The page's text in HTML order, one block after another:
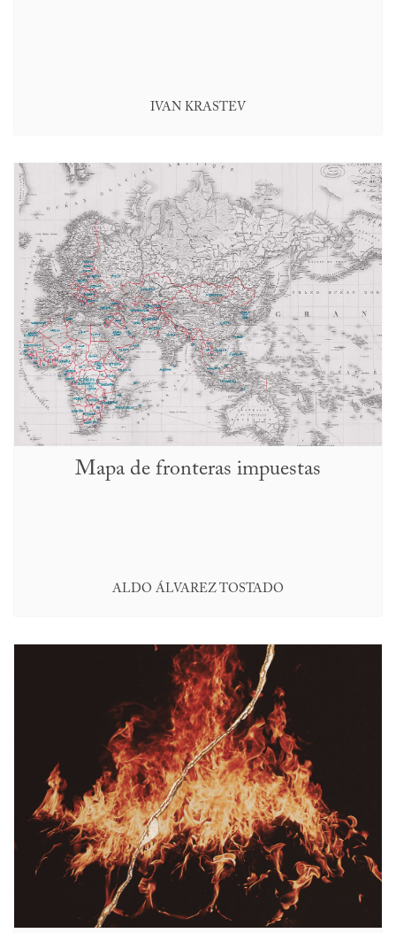
IVAN KRASTEV
Mapa de fronteras impuestas
ALDO ÁLVAREZ TOSTADO